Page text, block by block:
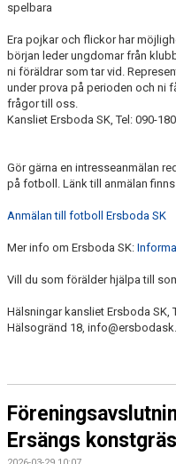
spelbara
Era pojkar och flickor har
början leder ungdomar från
ni föräldrar som tar vid.
under prova på perioden och ni
frågor till oss.
Kansliet Ersboda SK, Tel: 090-
Gör gärna en intresseanmälan
på fotboll. Länk till anmälan
Anmälan till fotboll Ersboda SK
Mer info om Ersboda SK:
Vill du som förälder hjälpa till
Hälsningar kansliet Ersboda SK,
Hälsogränd 18,
Ersängs